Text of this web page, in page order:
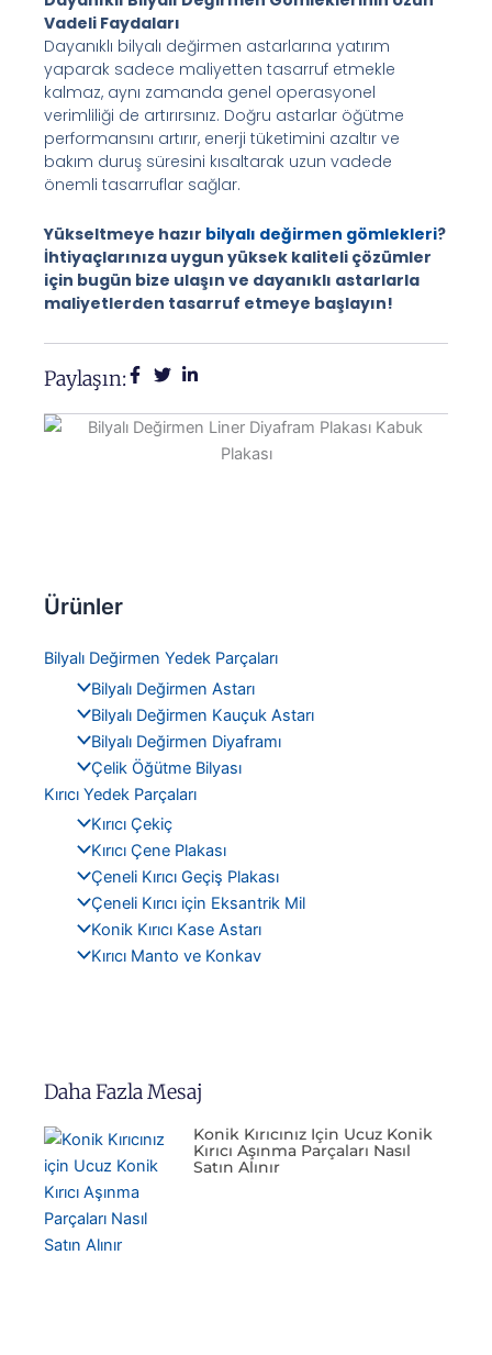
Vadeli Faydaları
Dayanıklı bilyalı değirmen astarlarına yatırım
yaparak sadece maliyetten tasarruf etmekle
kalmaz, aynı zamanda genel operasyonel
verimliliği de artırırsınız. Doğru astarlar öğütme
performansını artırır, enerji tüketimini azaltır ve
bakım duruş süresini kısaltarak uzun vadede
önemli tasarruflar sağlar.
Yükseltmeye hazır bilyalı değirmen gömlekleri?
İhtiyaçlarınıza uygun yüksek kaliteli çözümler
için bugün bize ulaşın ve dayanıklı astarlarla
maliyetlerden tasarruf etmeye başlayın!
Paylaşın:
Ürünler
Bilyalı Değirmen Yedek Parçaları
Bilyalı Değirmen Astarı
Bilyalı Değirmen Kauçuk Astarı
Bilyalı Değirmen Diyaframı
Çelik Öğütme Bilyası
Kırıcı Yedek Parçaları
Kırıcı Çekiç
Kırıcı Çene Plakası
Çeneli Kırıcı Geçiş Plakası
Çeneli Kırıcı için Eksantrik Mil
Konik Kırıcı Kase Astarı
Kırıcı Manto ve Konkav
Daha Fazla Mesaj
Konik Kırıcınız Için Ucuz Konik
Kırıcı Aşınma Parçaları Nasıl
Satın Alınır